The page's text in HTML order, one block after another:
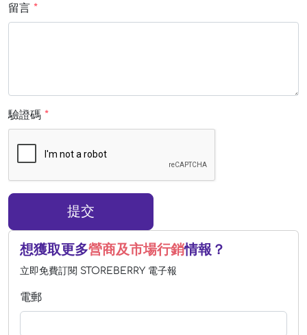
留言 *
驗證碼 *
提交
想獲取更多營商及市場行銷情報？
立即免費訂閱 STOREBERRY 電子報
電郵